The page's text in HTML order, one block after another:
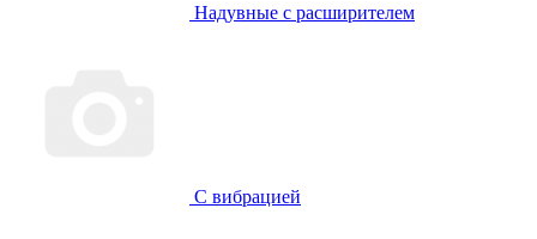
Надувные с расширителем
С вибрацией